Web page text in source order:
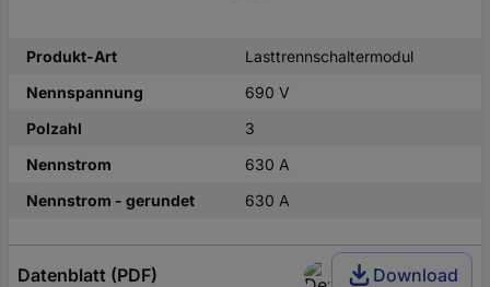
Produkt-Art
Lasttrennschaltermodul
Nennspannung
690 V
Polzahl
3
Nennstrom
630 A
Nennstrom - gerundet
630 A
Datenblatt (PDF) Download